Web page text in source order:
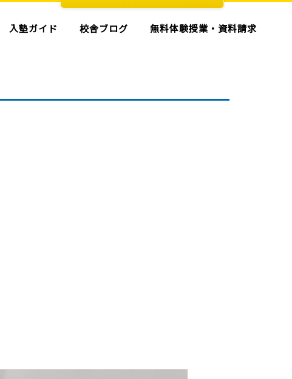
入塾ガイド 校舎ブログ 無料体験授業・資料請求